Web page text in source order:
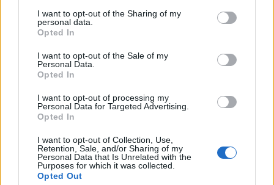
I want to opt-out of the Sharing of my
personal data.
Opted In
I want to opt-out of the Sale of my
Personal Data.
Opted In
I want to opt-out of processing my
Personal Data for Targeted Advertising.
Opted In
I want to opt-out of Collection, Use,
Retention, Sale, and/or Sharing of my
Personal Data that Is Unrelated with the
Purposes for which it was collected.
Opted Out
Daniel Radcliffe exprime son soutien à la
2 mai 2024